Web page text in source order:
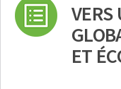
VERS
ET